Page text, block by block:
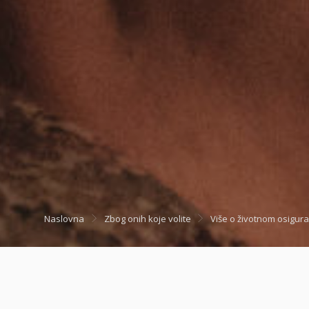
Naslovna Zbog onih koje volite Više o životnom